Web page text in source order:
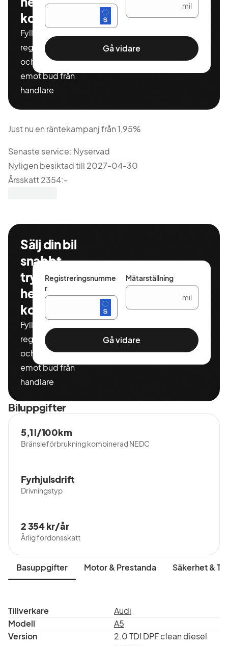
kostnadsfritt
Fyll i ditt
registeringnummer
och miltal för att ta
emot bud från
handlare
mil
Gå vidare
Just nu en räntekampanj från 1,95%
Senaste service: Nyservad
Nyligen besiktad till 2027-04-30
Årsskatt 2354:-
möjlighet till 0'- kontant.
Vi har hårt tryck hos oss och ser gärna att ni kontaktar
oss innan besök för tidsbokning för bäst hjälp vid
visning och provkörning.
Vi erbjuder hemleverans i hela Sverige! Kontakta oss för
mer information.
Sälj din bil
snabbt,
tryggt och
helt
kostnadsfritt
Fyll i ditt
registeringnummer
och miltal för att ta
emot bud från
handlare
Registreringsnumme
r
Mätarställning
mil
Gå vidare
Biluppgifter
Bränsleförbrukning kombinerad NEDC
5,1 l/100km
Drivningstyp
Fyrhjulsdrift
Årlig fordonsskatt
2 354 kr/år
Basuppgifter Motor & Prestanda Säkerhet &
Tillverkare
Audi
Modell
A5
Version
2.0 TDI DPF clean diesel